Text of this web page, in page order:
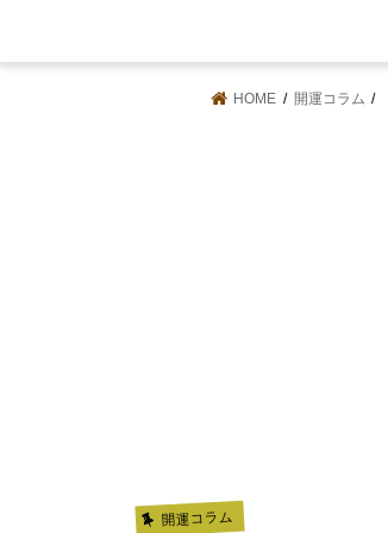
HOME 開運コラム
開運コラム